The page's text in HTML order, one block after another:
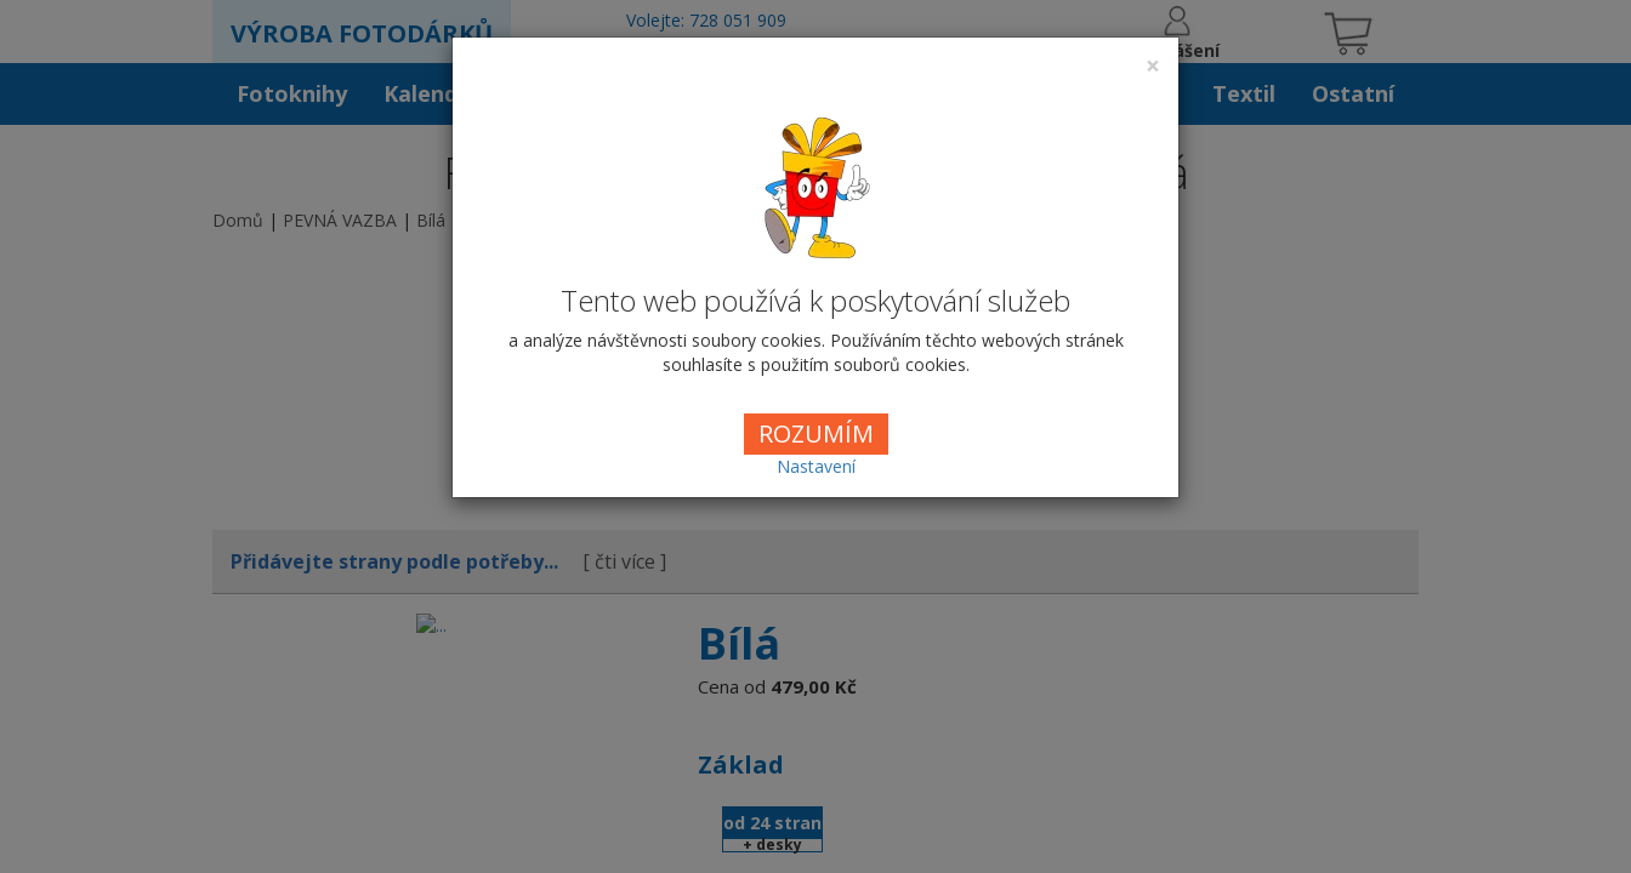
×
Tento web používá k poskytování služeb
a analýze návštěvnosti soubory cookies. Používáním těchto webových stránek
souhlasíte s použitím souborů cookies.
ROZUMÍM
Nastavení
VÝROBA FOTODÁRKŮ
Volejte: 728 051 909
obchod@vyrobafotodarku.cz
Přihlášení
Fotoknihy Kalendáře Textil Ostatní
Fotokniha v pevné vazbě čtverec - Bílá
Domů PEVNÁ VAZBA Bílá
A4 na šířku
Přidávejte strany podle potřeby... [ čti více ]
Bílá
Cena od 479,00 Kč
Základ
od 24 stran
+ desky